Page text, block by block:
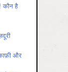
कौन है
और